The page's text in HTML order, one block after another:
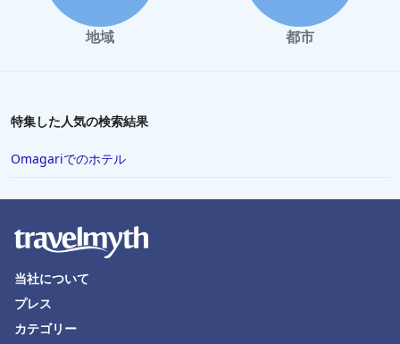
倉敷市でのホテル
蒲郡市でのホテル
鴨川市でのホテル
三島市でのホテル
岐阜市でのホテル
米子市でのホテル
つくば市でのホテル
地域 都市
特集した人気の検索結果
Omagariでのホテル
当社について
プレス
カテゴリー